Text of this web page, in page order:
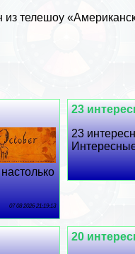
телешоу
23
23
07 08 2026 21:19:13
20